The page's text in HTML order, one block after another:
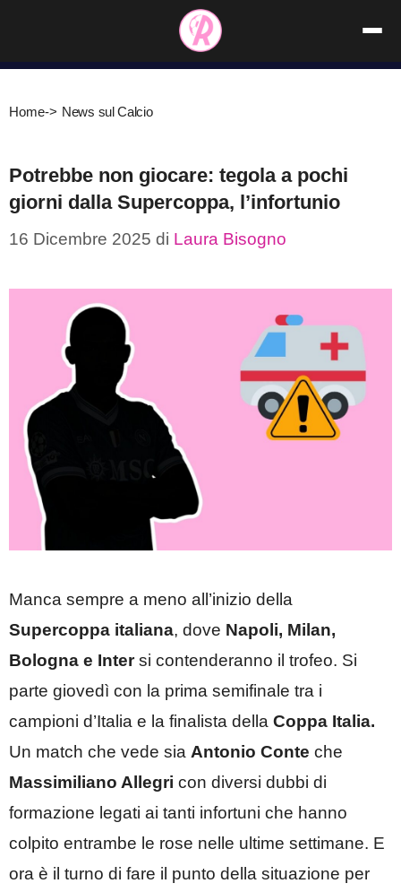
contenuto
Home-> News sul Calcio
Potrebbe non giocare: tegola a pochi
giorni dalla Supercoppa, l’infortunio
16 Dicembre 2025 di Laura Bisogno
Manca sempre a meno all’inizio della
Supercoppa italiana, dove Napoli, Milan,
Bologna e Intersi contenderanno il trofeo. Si
parte giovedì con la prima semifinale tra i
campioni d’Italia e la finalista della Coppa Italia.
Un match che vede sia Antonio Conte che
Massimiliano Allegri con diversi dubbi di
formazione legati ai tanti infortuni che hanno
colpito entrambe le rose nelle ultime settimane. E
ora è il turno di fare il punto della situazione per